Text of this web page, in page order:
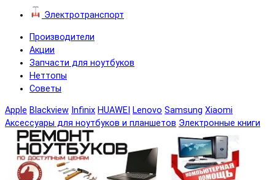
Электротранспорт
Производители
Акции
Запчасти для ноутбуков
Неттопы
Советы
Apple Blackview Infinix HUAWEI Lenovo Samsung Xiaomi
Аксессуары для ноутбуков и планшетов Электронные книги